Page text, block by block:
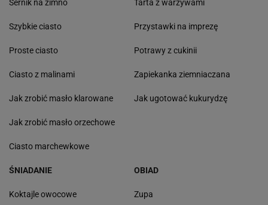
Sernik na zimno
Szybkie ciasto
Proste ciasto
Ciasto z malinami
Jak zrobić masło klarowane
Jak zrobić masło orzechowe
Ciasto marchewkowe
Tarta z warzywami
Przystawki na imprezę
Potrawy z cukinii
Zapiekanka ziemniaczana
Jak ugotować kukurydzę
ŚNIADANIE
Koktajle owocowe
OBIAD
Zupa